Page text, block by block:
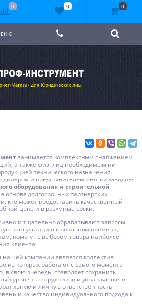
занимается комплексным снабжением
а также физ. лиц необходимым им
технического назначения.
и представителем многих заводов-
оборудования и строительной
основе долгосрочных партнерских
кто может предоставить качественный
цене и в разумные сроки.
и тщательно обрабатывают запросы
консультацию в реальном времени,
помогут с выбором товара наиболее
клиента.
компании является коллектив
из которых работают с самого момента
в свою очередь, позволяет сохранить
уровень сотрудников и управляющего
и личную ответственность
и качество индивидуального подхода к
0 0 0